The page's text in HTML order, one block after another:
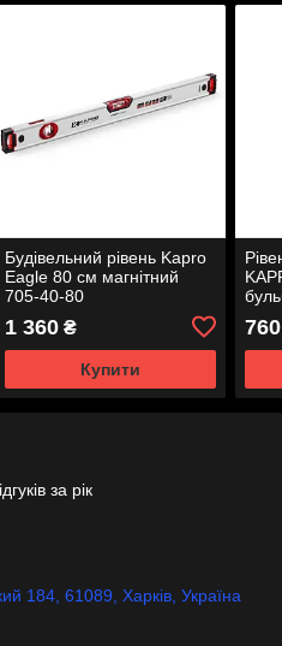
Будівельний рівень Kapro
Eagle 80 см магнітний
705-40-80
1 360₴
Купити
760
за рік
184, 61089, Харків, Україна